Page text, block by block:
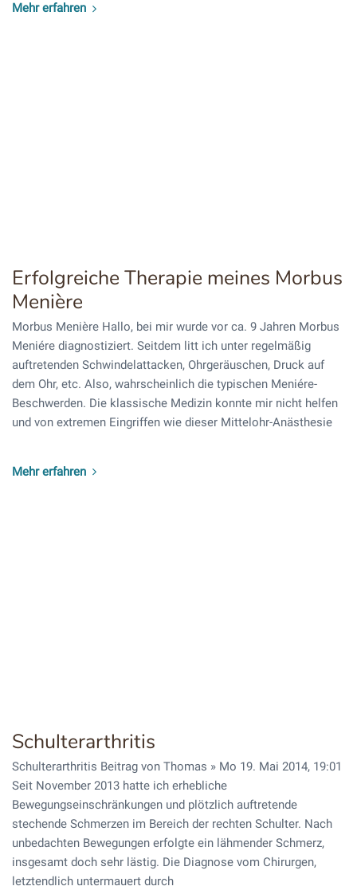
Mehr erfahren
Erfolgreiche Therapie meines Morbus
Menière
Morbus Menière Hallo, bei mir wurde vor ca. 9 Jahren Morbus
Meniére diagnostiziert. Seitdem litt ich unter regelmäßig
auftretenden Schwindelattacken, Ohrgeräuschen, Druck auf
dem Ohr, etc. Also, wahrscheinlich die typischen Meniére-
Beschwerden. Die klassische Medizin konnte mir nicht helfen
und von extremen Eingriffen wie dieser Mittelohr-Anästhesie
Mehr erfahren
Schulterarthritis
Schulterarthritis Beitrag von Thomas » Mo 19. Mai 2014, 19:01
Seit November 2013 hatte ich erhebliche
Bewegungseinschränkungen und plötzlich auftretende
stechende Schmerzen im Bereich der rechten Schulter. Nach
unbedachten Bewegungen erfolgte ein lähmender Schmerz,
insgesamt doch sehr lästig. Die Diagnose vom Chirurgen,
letztendlich untermauert durch